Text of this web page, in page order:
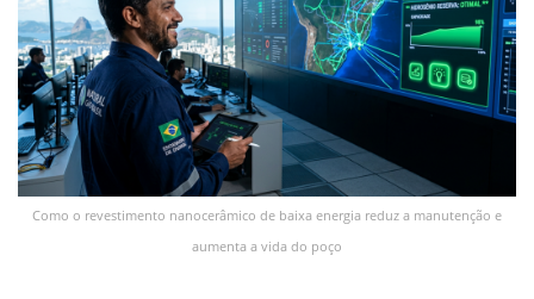
Como o revestimento nanocerâmico de baixa energia reduz a manutenção e
aumenta a vida do poço